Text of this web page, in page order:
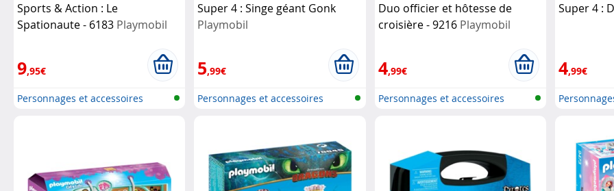
Sports & Action : Le
Spationaute - 6183 Playmobil
9,95€
Personnages et accessoires
Super 4 : Singe géant Gonk
Playmobil
5,99€
Personnages et accessoires
Duo officier et hôtesse de
croisière - 9216 Playmobil
4,99€
Personnages et accessoires
Super 4 :
4,99€